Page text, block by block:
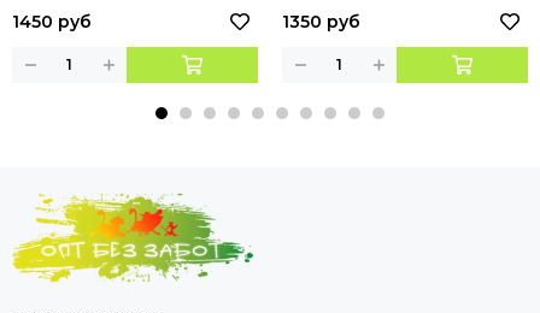
1450 руб 1350 руб